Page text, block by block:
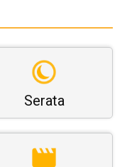
Serata